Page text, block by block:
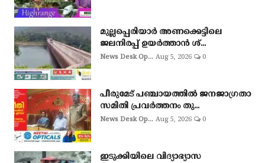
മുല്ലപ്പെരിയാർ അണക്കെട്ടിലെ
ജലനിരപ്പ് ഉയർത്താൻ ശ്...
News Desk Op... Aug 5, 2026 0
പീരുമേട് പഞ്ചായത്തിൽ ജനജാഗ്രതാ
സമിതി പ്രവർത്തനം തു...
News Desk Op... Aug 5, 2026 0
ഇടുക്കിയിലെ വിദ്യാഭ്യാസ